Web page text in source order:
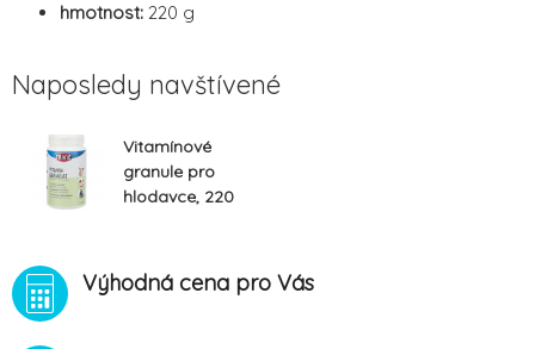
hmotnost: 220 g
Naposledy navštívené
Vitamínové
granule pro
hlodavce, 220
Výhodná cena pro Vás